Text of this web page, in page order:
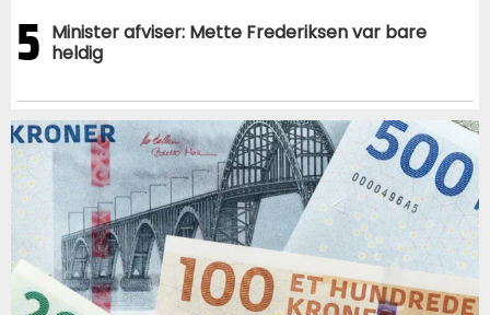
5 Minister afviser: Mette Frederiksen var bare
heldig